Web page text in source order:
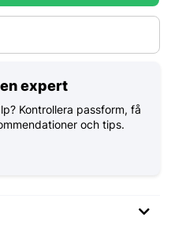
expert
Kontrollera passform, få
och tips.